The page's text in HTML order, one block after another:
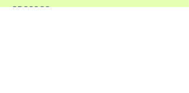
2562888